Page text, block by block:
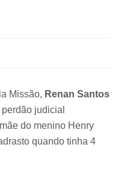
Missão, Renan Santos
judicial
do menino Henry
quando tinha 4